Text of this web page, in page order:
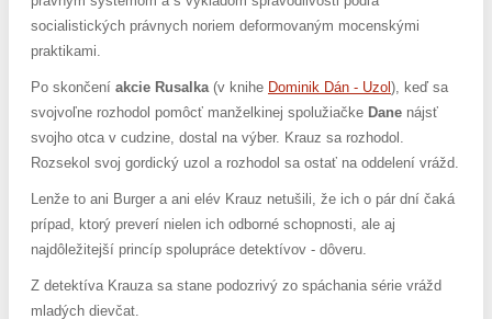
socialistických právnych noriem deformovaným mocenskými
praktikami.
Po skončení akcie Rusalka(v knihe Dominik Dán - Uzol ), keď sa
svojvoľne rozhodol pomôcť manželkinej spolužiačke Dane nájsť
svojho otca v cudzine, dostal na výber. Krauz sa rozhodol.
Rozsekol svoj gordický uzol a rozhodol sa ostať na oddelení vrážd.
Lenže to ani Burger a ani elév Krauz netušili, že ich o pár dní čaká
prípad, ktorý preverí nielen ich odborné schopnosti, ale aj
najdôležitejší princíp spolupráce detektívov - dôveru.
Z detektíva Krauza sa stane podozrivý zo spáchania série vrážd
mladých dievčat.